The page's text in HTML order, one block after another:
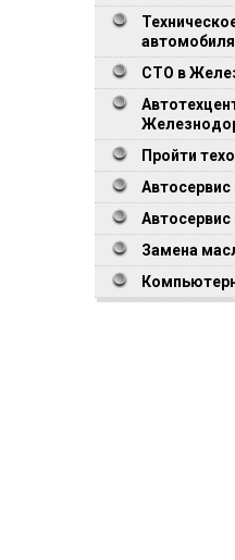
автомобиля
СТО в
Пройти
Замена